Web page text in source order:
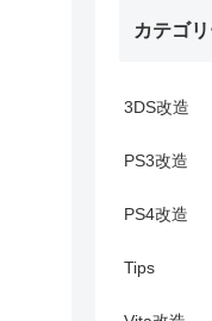
カテゴ
3DS改造
PS3改造
PS4改造
Tips